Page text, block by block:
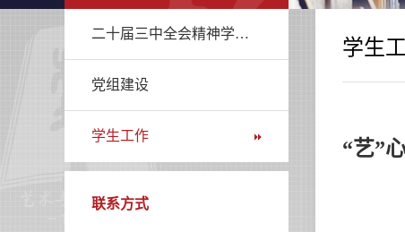
二十届三中全会精神学习专栏
党组建设
学生工作
联系方式
学生
“艺”